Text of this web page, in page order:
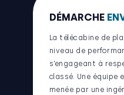
DÉMARCHE
La télécabine de
niveau de
s’engageant à
classé. Une équipe
menée par une